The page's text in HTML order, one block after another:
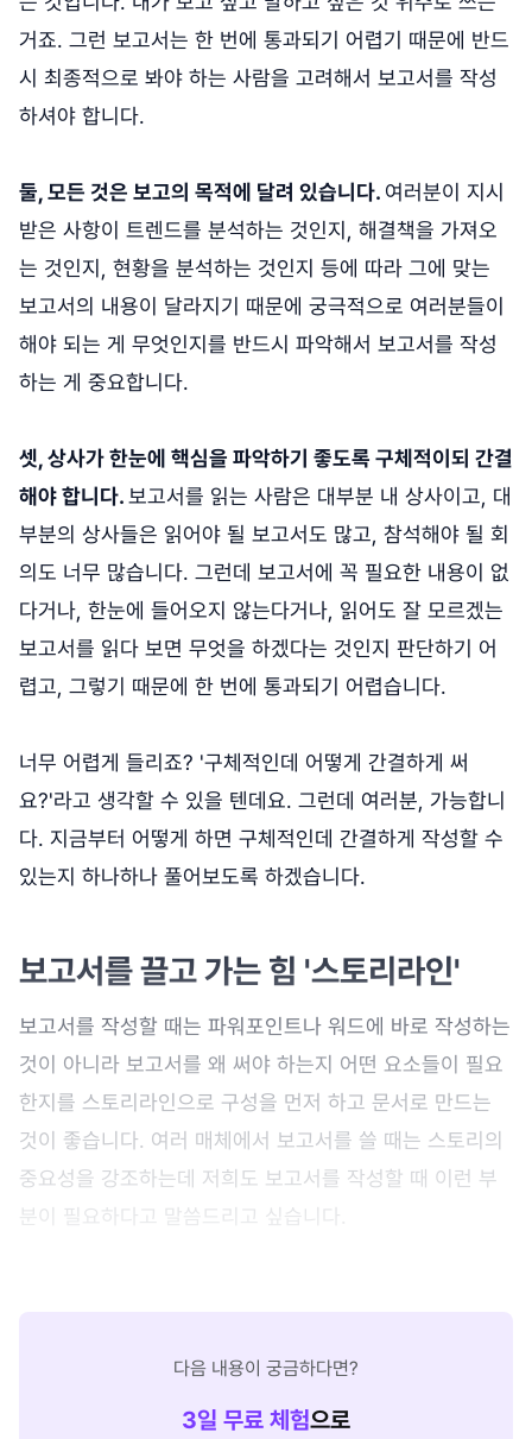
거죠. 그런 보고서는 한 번에 통과되기 어렵기 때문에 반드
시 최종적으로 봐야 하는 사람을 고려해서 보고서를 작성
하셔야 합니다.
둘, 모든 것은 보고의 목적에 달려 있습니다. 여러분이 지시
받은 사항이 트렌드를 분석하는 것인지, 해결책을 가져오
는 것인지, 현황을 분석하는 것인지 등에 따라 그에 맞는
보고서의 내용이 달라지기 때문에 궁극적으로 여러분들이
해야 되는 게 무엇인지를 반드시 파악해서 보고서를 작성
하는 게 중요합니다.
셋, 상사가 한눈에 핵심을 파악하기 좋도록 구체적이되 간결
해야 합니다.보고서를 읽는 사람은 대부분 내 상사이고, 대
부분의 상사들은 읽어야 될 보고서도 많고, 참석해야 될 회
의도 너무 많습니다. 그런데 보고서에 꼭 필요한 내용이 없
다거나, 한눈에 들어오지 않는다거나, 읽어도 잘 모르겠는
보고서를 읽다 보면 무엇을 하겠다는 것인지 판단하기 어
렵고, 그렇기 때문에 한 번에 통과되기 어렵습니다.
너무 어렵게 들리죠? '구체적인데 어떻게 간결하게 써
요?'라고 생각할 수 있을 텐데요. 그런데 여러분, 가능합니
다. 지금부터 어떻게 하면 구체적인데 간결하게 작성할 수
있는지 하나하나 풀어보도록 하겠습니다.
보고서를 끌고 가는 힘 '스토리라인'
보고서를 작성할 때는 파워포인트나 워드에 바로 작성하는
것이 아니라 보고서를 왜 써야 하는지 어떤 요소들이 필요
한지를 스토리라인으로 구성을 먼저 하고 문서로 만드는
것이 좋습니다. 여러 매체에서 보고서를 쓸 때는 스토리의
중요성을 강조하는데 저희도 보고서를 작성할 때 이런 부
분이 필요하다고 말씀드리고 싶습니다.
다음 내용이 궁금하다면?
3일 무료 체험으로